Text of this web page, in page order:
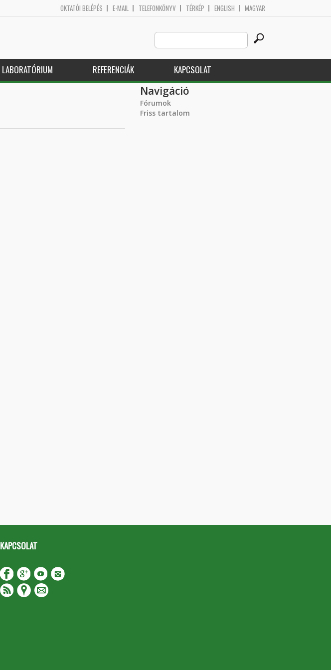
OKTATÓI BELÉPÉS E-MAIL TELEFONKÖNYV TÉRKÉP ENGLISH MAGYAR
Search
this
site
LABORATÓRIUM REFERENCIÁK KAPCSOLAT
Navigáció
Fórumok
Friss tartalom
KAPCSOLAT